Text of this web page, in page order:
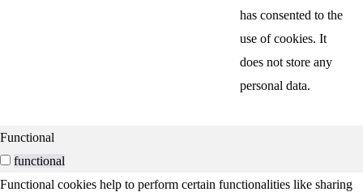
has consented to the
use of cookies. It
does not store any
personal data.
Functional
functional
Functional cookies help to perform certain functionalities like sharing